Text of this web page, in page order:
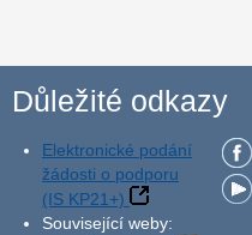
Důležité odkazy
Elektronické podání
žádosti o podporu
(IS KP21+)
Související weby: